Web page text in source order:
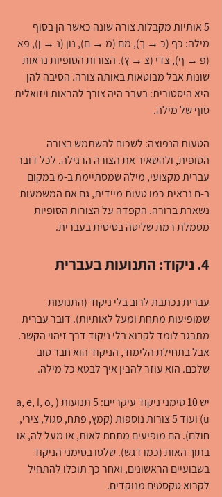
5 אותיות מקבלות צורה שונה כאשר הן בסוף
מילה: כף (כ → ך), מם (מ → ם), נון (נ → ן), פא
(פ → ף), צדי (צ → ץ). הצורות הסופיות נראות
שונות אבל מבוטאות באותה צורה. הסיבה להן
היא היסטורית: בעבר היה צורך להראות ויזואלית
סוף של מילה.
הטעות הנפוצה: לשכוח להשתמש בצורה
הסופית, ולהשאיר את הצורה הרגילה. לכל דובר
עברית מקצועי, מילה שמסתיימת ב-מ במקום
ב-ם נראית כמו טעות מיידית, גם אם המשמעות
נשארת ברורה. הקפדה על הצורות הסופיות
מסמלת רמת שליטה בסיסית בעברית.
4. ניקוד: התנועות בעברית
עברית נכתבת לרוב בלי ניקוד (התנועות
שמופיעות מתחת ומעל לאותיות). דובר עברית
מתבגר לומד לקרוא בלי ניקוד דרך זיהוי הקשר.
אבל בתחילת הלימוד, הניקוד הוא חבר טוב
שלכם. הוא עוזר להבין איך לבטא כל מילה.
יש 10 סימני ניקוד עיקריים: 5 תנועות (a, e, i, o,
u) ועוד 5 צורות נוספות (קמץ, פתח, סגול, צירי,
חולם). הם מופיעים מתחת לאות, או מעל לה, או
בתוך האות (כמו דגש). שלטו בסימני הניקוד
בשבועיים הראשונים, ואחר כך תוכלו להתחיל
לקרוא טקסטים מנוקדים.